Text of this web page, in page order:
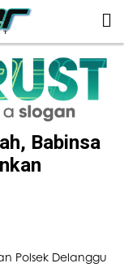
Babinsa